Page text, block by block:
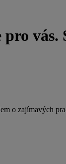
pro
o zajímavých